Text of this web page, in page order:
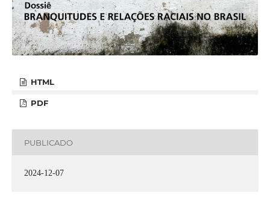
HTML
PDF
PUBLICADO
2024-12-07